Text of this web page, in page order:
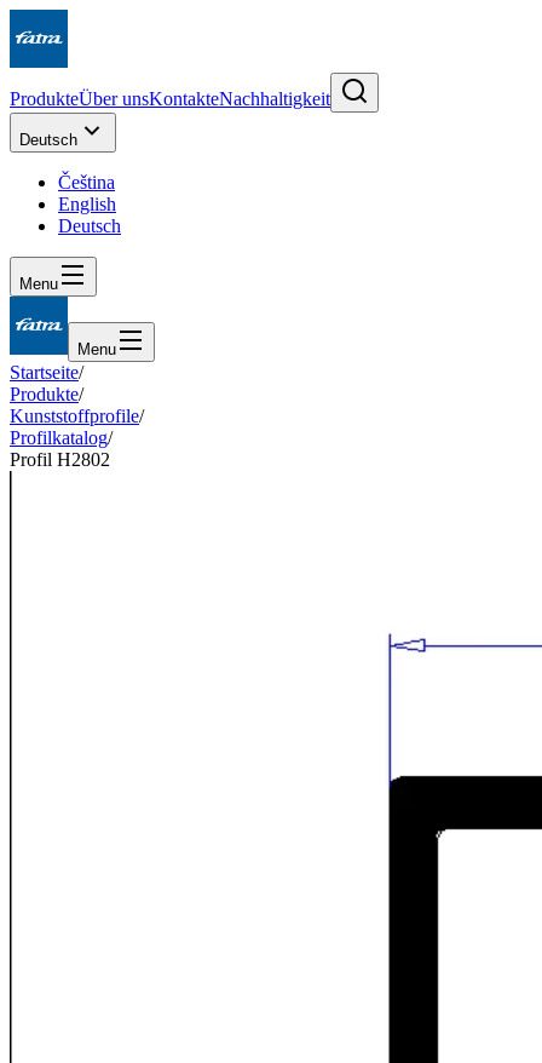
ProdukteÜber unsKontakteNachhaltigkeit
Deutsch
Čeština
English
Deutsch
Menu
Menu
Startseite/
Produkte/
Kunststoffprofile/
Profilkatalog/
Profil H2802